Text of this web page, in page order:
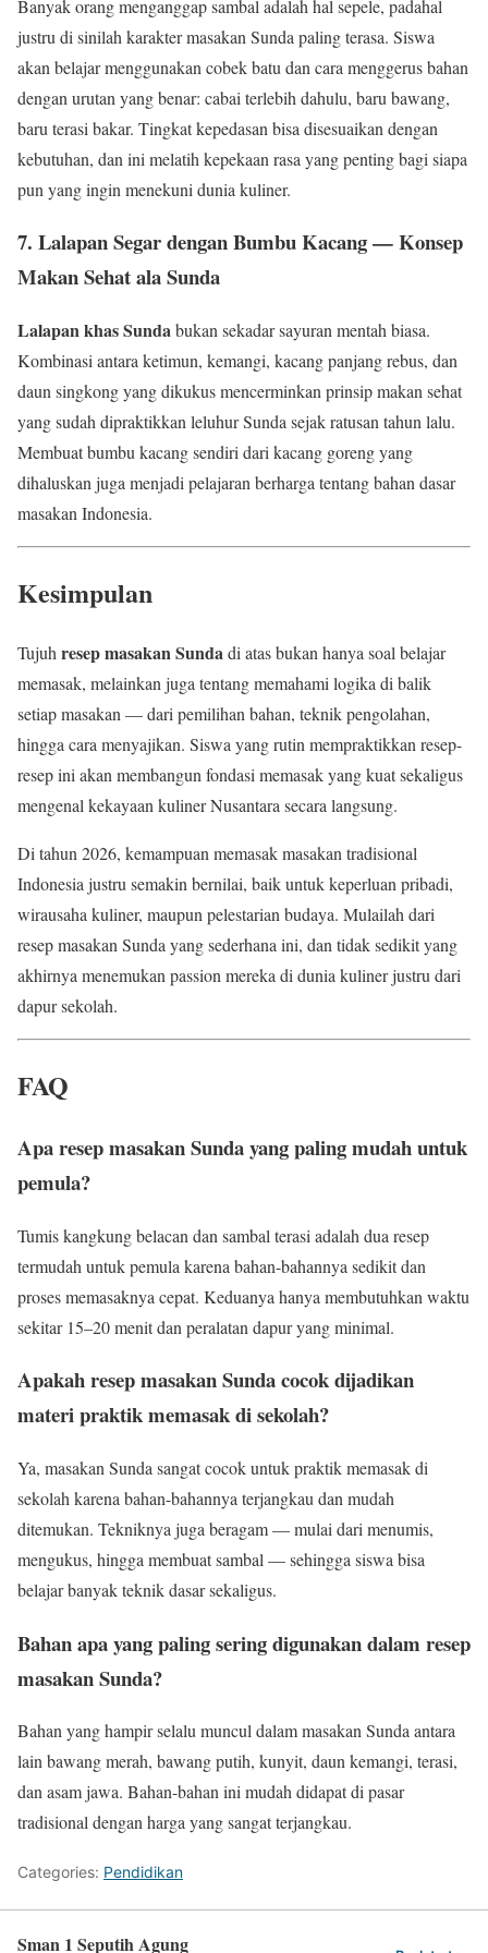
Banyak orang menganggap sambal adalah hal sepele, padahal
justru di sinilah karakter masakan Sunda paling terasa. Siswa
akan belajar menggunakan cobek batu dan cara menggerus bahan
dengan urutan yang benar: cabai terlebih dahulu, baru bawang,
baru terasi bakar. Tingkat kepedasan bisa disesuaikan dengan
kebutuhan, dan ini melatih kepekaan rasa yang penting bagi siapa
pun yang ingin menekuni dunia kuliner.
7. Lalapan Segar dengan Bumbu Kacang — Konsep
Makan Sehat ala Sunda
Lalapan khas Sundabukan sekadar sayuran mentah biasa.
Kombinasi antara ketimun, kemangi, kacang panjang rebus, dan
daun singkong yang dikukus mencerminkan prinsip makan sehat
yang sudah dipraktikkan leluhur Sunda sejak ratusan tahun lalu.
Membuat bumbu kacang sendiri dari kacang goreng yang
dihaluskan juga menjadi pelajaran berharga tentang bahan dasar
masakan Indonesia.
Kesimpulan
Tujuh resep masakan Sundadi atas bukan hanya soal belajar
memasak, melainkan juga tentang memahami logika di balik
setiap masakan — dari pemilihan bahan, teknik pengolahan,
hingga cara menyajikan. Siswa yang rutin mempraktikkan resep-
resep ini akan membangun fondasi memasak yang kuat sekaligus
mengenal kekayaan kuliner Nusantara secara langsung.
Di tahun 2026, kemampuan memasak masakan tradisional
Indonesia justru semakin bernilai, baik untuk keperluan pribadi,
wirausaha kuliner, maupun pelestarian budaya. Mulailah dari
resep masakan Sunda yang sederhana ini, dan tidak sedikit yang
akhirnya menemukan passion mereka di dunia kuliner justru dari
dapur sekolah.
FAQ
Apa resep masakan Sunda yang paling mudah untuk
pemula?
Tumis kangkung belacan dan sambal terasi adalah dua resep
termudah untuk pemula karena bahan-bahannya sedikit dan
proses memasaknya cepat. Keduanya hanya membutuhkan waktu
sekitar 15–20 menit dan peralatan dapur yang minimal.
Apakah resep masakan Sunda cocok dijadikan
materi praktik memasak di sekolah?
Ya, masakan Sunda sangat cocok untuk praktik memasak di
sekolah karena bahan-bahannya terjangkau dan mudah
ditemukan. Tekniknya juga beragam — mulai dari menumis,
mengukus, hingga membuat sambal — sehingga siswa bisa
belajar banyak teknik dasar sekaligus.
Bahan apa yang paling sering digunakan dalam resep
masakan Sunda?
Bahan yang hampir selalu muncul dalam masakan Sunda antara
lain bawang merah, bawang putih, kunyit, daun kemangi, terasi,
dan asam jawa. Bahan-bahan ini mudah didapat di pasar
tradisional dengan harga yang sangat terjangkau.
Categories: Pendidikan
Sman 1 Seputih Agung